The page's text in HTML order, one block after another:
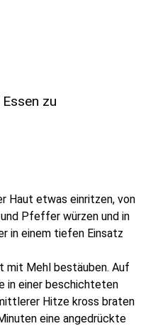
zu
Haut etwas einritzen, von
Pfeffer würzen und in
in einem tiefen Einsatz
mit Mehl bestäuben. Auf
in einer beschichteten
Hitze kross braten
eine angedrückte